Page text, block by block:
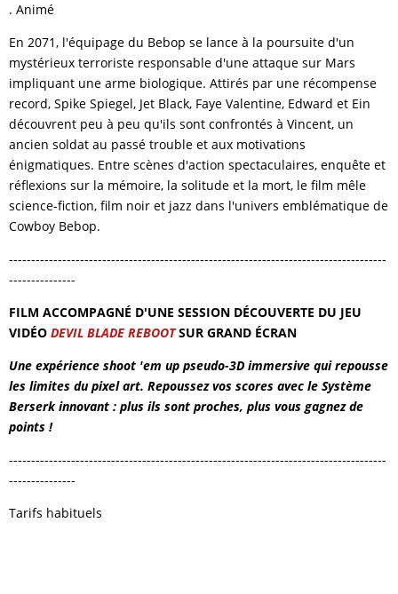
. Animé
En 2071, l'équipage du Bebop se lance à la poursuite d'un
mystérieux terroriste responsable d'une attaque sur Mars
impliquant une arme biologique. Attirés par une récompense
record, Spike Spiegel, Jet Black, Faye Valentine, Edward et Ein
découvrent peu à peu qu'ils sont confrontés à Vincent, un
ancien soldat au passé trouble et aux motivations
énigmatiques. Entre scènes d'action spectaculaires, enquête et
réflexions sur la mémoire, la solitude et la mort, le film mêle
science-fiction, film noir et jazz dans l'univers emblématique de
Cowboy Bebop.
-------------------------------------------------------------------------------------
---------------
FILM ACCOMPAGNÉ D'UNE SESSION DÉCOUVERTE DU JEU
VIDÉO DEVIL BLADE REBOOTSUR GRAND ÉCRAN
Une expérience shoot 'em up pseudo-3D immersive qui repousse
les limites du pixel art. Repoussez vos scores avec le Système
Berserk innovant : plus ils sont proches, plus vous gagnez de
points !
-------------------------------------------------------------------------------------
---------------
Tarifs habituels